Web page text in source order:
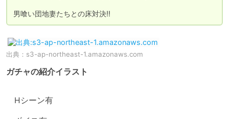
男喰い団地妻たちとの床対決!!
出典： s3-ap-northeast-1.amazonaws.com
ガチャの紹介イラスト
Hシーン有